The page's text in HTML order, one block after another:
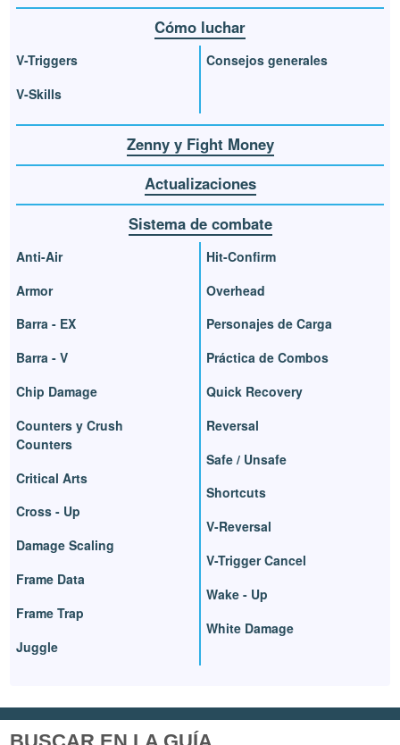
Cómo luchar
V-Triggers
V-Skills
Consejos generales
Zenny y Fight Money
Actualizaciones
Sistema de combate
Anti-Air
Armor
Barra - EX
Barra - V
Chip Damage
Counters y Crush
Counters
Critical Arts
Cross - Up
Damage Scaling
Frame Data
Frame Trap
Juggle
Hit-Confirm
Overhead
Personajes de Carga
Práctica de Combos
Quick Recovery
Reversal
Safe / Unsafe
Shortcuts
V-Reversal
V-Trigger Cancel
Wake - Up
White Damage